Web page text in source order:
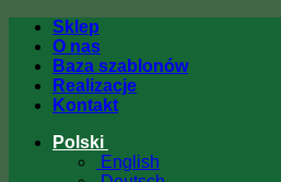
Przewiń
zawartości
Sklep
O nas
Baza szablonów
Realizacje
Kontakt
Polski
English